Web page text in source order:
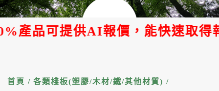
提供AI報價，能快速取得報價單
首頁 / 各類棧板(塑膠/木材/鐵/其他材質) /